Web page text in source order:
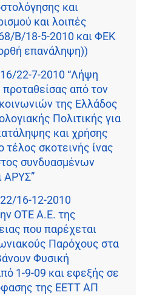
και
και λοιπές
Β/18-5-2010 και ΦΕΚ
επανάληψη))
22-7-2010 “Λήψη
από τον
της Ελλάδος
Πολιτικής για
και χρήσης
τέλος σκοτεινής ίνας
συνδυασμένων
ΑΡΥΣ”
16-12-2010
ΟΤΕ Α.Ε. της
που παρέχεται
Παρόχους στα
Φυσική
1-9-09 και εφεξής σε
της ΕΕΤΤ ΑΠ